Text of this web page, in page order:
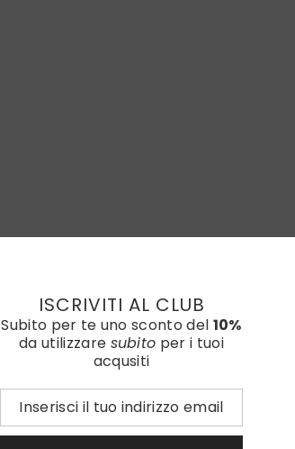
ISCRIVITI AL CLUB
Subito per te uno sconto del 10%
da utilizzare subito per i tuoi
acqusiti